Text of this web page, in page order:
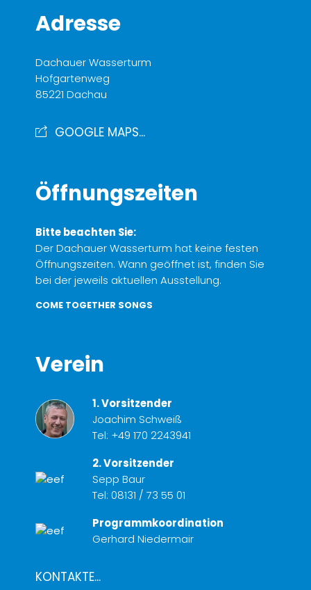
Adresse
Dachauer Wasserturm
Hofgartenweg
85221 Dachau
GOOGLE MAPS...
Öffnungszeiten
Bitte beachten Sie:
Der Dachauer Wasserturm hat keine festen
Öffnungszeiten. Wann geöffnet ist, finden Sie
bei der jeweils aktuellen Ausstellung.
COME TOGETHER SONGS
Verein
1. Vorsitzender
Joachim Schweiß
Tel: +49 170 2243941
2. Vorsitzender
Sepp Baur
Tel: 08131 / 73 55 01
Programmkoordination
Gerhard Niedermair
KONTAKTE...